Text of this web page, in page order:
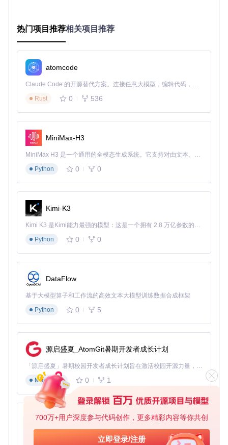
700万+用户深度参与代码创作，更多精彩内容等你共创
立即登录/注册
分支剧情帮助员工掌握客户沟通技巧。某客服中心的培训效果
评估显示，使用互动叙事培训后，新员工上岗时间缩短30%。
数字出版：小说作者可将静态文本升级为包含音效、动画和选
择分支的多媒体作品。独立创作者"星野"的《春日方程式》通
过这种形式发布后，用户平均停留时间延长至传统电子书的3
🚀 5分钟快速上手：从零开始的创作之旅
启动WebGAL_Terre后，创作者首先会看到简洁的工作区布
局：左侧为素材库，中央是可视化编辑器，右侧属性面板用于
精确调整元素参数。以下是快速创建第一个场景的步骤：
导入资源：点击"素材管理"上传背景图片和角色立绘，系
统自动生成缩略图
添加对话
设置分支：使用"选择"节点创建剧情分支，定义不同选择
对应的后续情节
预览发布：点击"预览"按钮实时查看效果，满意后导出为
网页版
互动故事片段。
❓ 常见问题与解决方案
A：使用"资源优化"功能，系统会自动压缩图片分辨率并转换
音频为WebM格式，通常可减少60%文件体积。
Q：如何实现复杂的镜头运镜效果？
A：在"动画"面板中添加关键帧，支持位置、缩放、透明度等
参数的曲线过渡，高级用户还可通过自定义CSS动画扩展效果
库。
Q：是否支持多语言版本制作？
A：内置国际化工具，可在同一项目中维护多语言文本，导出
时自动生成语言切换功能。
🔮 未来展望：AI赋能的叙事创作
热门项目推荐相关项目推荐
atomcode
Claude Code 的开源替代方案。连接任意大模型，编辑代码，运行命令，自动验证 — 全自动执行。用 Rust 构建，极致性能。 ｜ An open-source alternative to Claude Code. Connect any LLM, edit code, run commands, and verify changes — autonomously. Built in Rust for speed. Get Started
Rust
0 536
MiniMax-H3
MiniMax H3 是一个通用的全模态生成系统。它支持对由文本、图像、视频和音频组成的多模态上下文进行统一理解，并能生成分辨率高达 2K、时长可达 15 秒的带原生立体声音频的视频。得益于面向任务泛化的系统设计，H3 在预训练阶段就已具备广泛的多模态上下文理解与生成能力，能够出色地执行复杂的多模态指令。
Python
0 0
Kimi-K3
Kimi K3 是Kimi能力最强的模型：这是一个拥有 2.8 万亿参数的混合专家（MoE）模型，具备原生视觉理解能力，并支持 100 万 token 的上下文窗口。
Python
0 0
DataFlow
基于大模型算子和工作流的高效文本大模型训练数据合成框架
Python
0 5
源启盛夏_AtomGit暑期开发者成长计划
「源启盛夏」暑期校园开发者成长计划旨在激活校园开源力量，通过积分激励、认证扶持、资源倾斜等形式，引导高校组织和开发者完成「入驻 — 建项目 — 做贡献 — 获认证 — 得资源」的完整闭环。无论你是想带领社团入驻平台的组织者，还是希望用代码贡献证明自己的开发者，都能在这里找到属于你的成长路径。
Markdown
0 1
py-xiaozhi
基于Python的Xiaozhi AI，适用于想要完整Xiaozhi体验而无需拥有专用硬件的用户。